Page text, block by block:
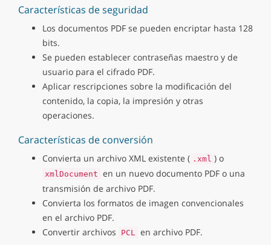
Características de seguridad
Los documentos PDF se pueden encriptar hasta 128
bits.
Se pueden establecer contraseñas maestro y de
usuario para el cifrado PDF.
Aplicar rescripciones sobre la modificación del
contenido, la copia, la impresión y otras
operaciones.
Características de conversión
Convierta un archivo XML existente ( .xml ) o
xmlDocument en un nuevo documento PDF o una
transmisión de archivo PDF.
Convierta los formatos de imagen convencionales
en el archivo PDF.
Convertir archivos
PCL
en archivo PDF.